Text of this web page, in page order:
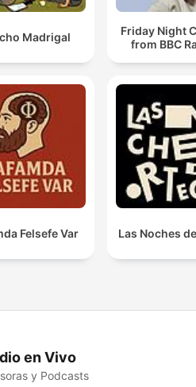
Madrigal
Friday Night
from BBC
Felsefe Var Las Noches
en Vivo
y Podcasts